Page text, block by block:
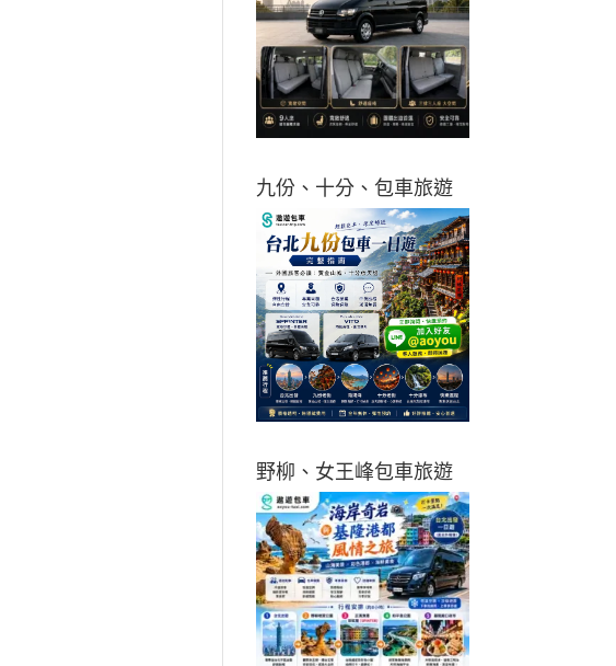
九份、十分、包車旅遊
野柳、女王峰包車旅遊